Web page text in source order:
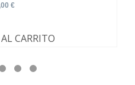
€
CARRITO